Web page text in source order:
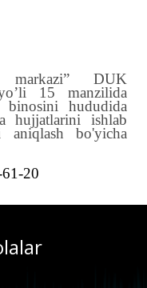
markazi” DUK
15 manzilida
hududida
hujjatlarini ishlab
aniqlash bo'yicha
20